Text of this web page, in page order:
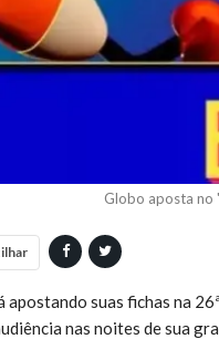
Globo aposta no
apostando suas fichas na
nas noites de sua